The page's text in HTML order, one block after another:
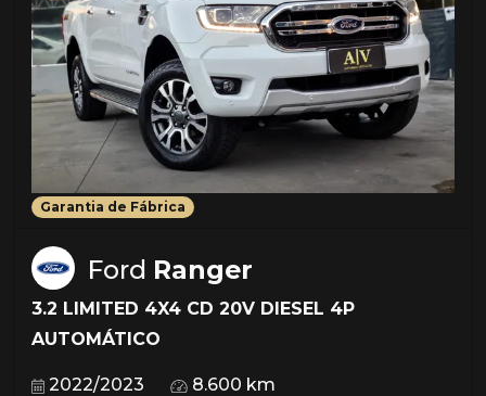
Garantia de Fábrica
Ford Ranger
3.2 LIMITED 4X4 CD 20V DIESEL 4P
AUTOMÁTICO
2022/2023 8.600 km